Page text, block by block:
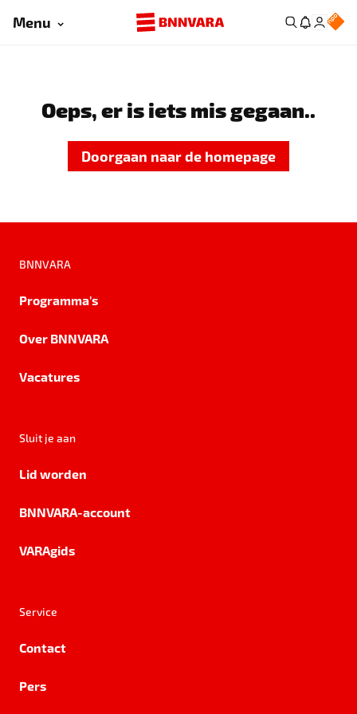
Menu
Oeps, er is iets mis gegaan..
Doorgaan naar de homepage
BNNVARA
Programma's
Over BNNVARA
Vacatures
Sluit je aan
Lid worden
BNNVARA-account
VARAgids
Service
Contact
Pers